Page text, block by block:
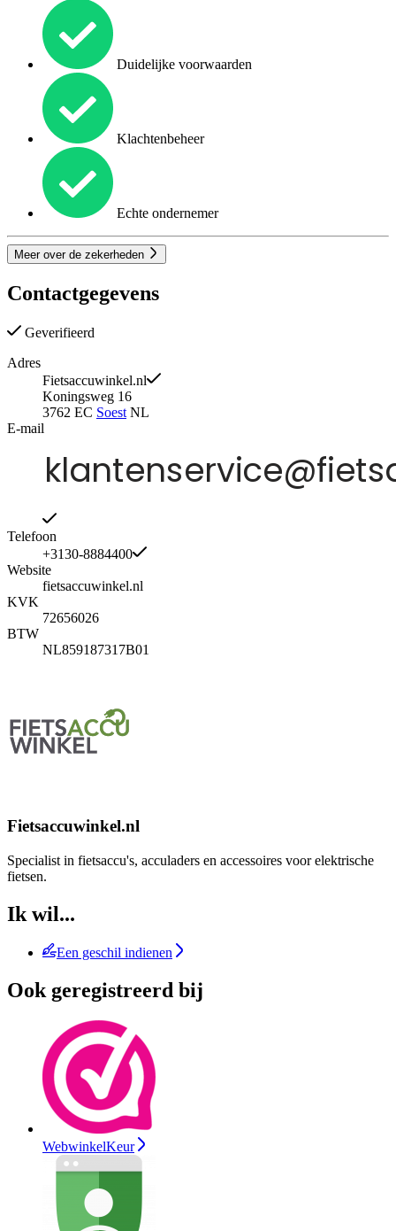
Duidelijke voorwaarden
Klachtenbeheer
Echte ondernemer
Meer over de zekerheden
Contactgegevens
Geverifieerd
Adres
Fietsaccuwinkel.nl
Koningsweg 16
3762 EC Soest NL
E-mail
Telefoon
+3130-8884400
Website
fietsaccuwinkel.nl
KVK
72656026
BTW
NL859187317B01
Fietsaccuwinkel.nl
Specialist in fietsaccu's, acculaders en accessoires voor elektrische
fietsen.
Ik wil...
Een geschil indienen
Ook geregistreerd bij
WebwinkelKeur